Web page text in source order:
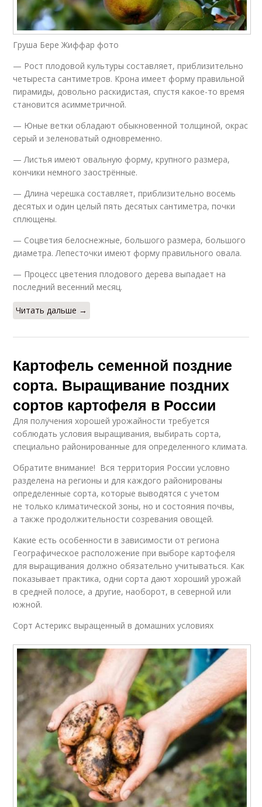
Груша Бере Жиффар фото
— Рост плодовой культуры составляет, приблизительно
четыреста сантиметров. Крона имеет форму правильной
пирамиды, довольно раскидистая, спустя какое-то время
становится асимметричной.
— Юные ветки обладают обыкновенной толщиной, окрас
серый и зеленоватый одновременно.
— Листья имеют овальную форму, крупного размера,
кончики немного заострённые.
— Длина черешка составляет, приблизительно восемь
десятых и один целый пять десятых сантиметра, почки
сплющены.
— Соцветия белоснежные, большого размера, большого
диаметра. Лепесточки имеют форму правильного овала.
— Процесс цветения плодового дерева выпадает на
последний весенний месяц.
Читать дальше →
Картофель семенной поздние
сорта. Выращивание поздних
сортов картофеля в России
Для получения хорошей урожайности требуется
соблюдать условия выращивания, выбирать сорта,
специально районированные для определенного климата.
Обратите внимание! Вся территория России условно
разделена на регионы и для каждого районированы
определенные сорта, которые выводятся с учетом
не только климатической зоны, но и состояния почвы,
а также продолжительности созревания овощей.
Какие есть особенности в зависимости от региона
Географическое расположение при выборе картофеля
для выращивания должно обязательно учитываться. Как
показывает практика, одни сорта дают хороший урожай
в средней полосе, а другие, наоборот, в северной или
южной.
Сорт Астерикс выращенный в домашних условиях